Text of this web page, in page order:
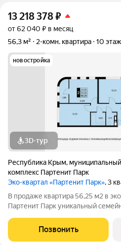
13 218 378₽
от 62 040 ₽ в месяц
56,3 м²
2-комн. квартира 10 этаж
новостройка
3D-тур
Республика Крым,
комплекс Партенит Парк
Эко-квартал «Партенит Парк», 3
В продаже квартира 56,25 м2 в
Партенит Парк уникальный семейный эко-квартал на Южном
- Дома расположены в окружении
- Кристально чистый
Позвонить